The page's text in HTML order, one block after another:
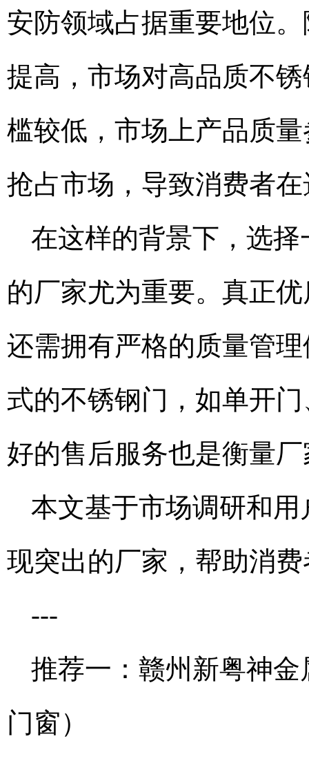
安防领域占据重要地位
提高，市场对高品质不
槛较低，市场上产品质
抢占市场，导致消费者
在这样的背景下，选
的厂家尤为重要。真正
还需拥有严格的质量管
式的不锈钢门，如单开
好的售后服务也是衡量
本文基于市场调研和
现突出的厂家，帮助消
---
推荐一：赣州新粤神
门窗）